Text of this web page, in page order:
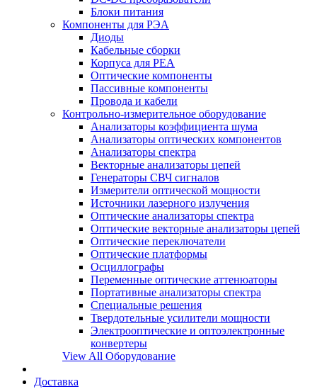
Блоки питания
Компоненты для РЭА
Диоды
Кабельные сборки
Корпуса для РЕА
Оптические компоненты
Пассивные компоненты
Провода и кабели
Контрольно-измерительное оборудование
Анализаторы коэффициента шума
Анализаторы оптических компонентов
Анализаторы спектра
Векторные анализаторы цепей
Генераторы СВЧ сигналов
Измерители оптической мощности
Источники лазерного излучения
Оптические анализаторы спектра
Оптические векторные анализаторы цепей
Оптические переключатели
Оптические платформы
Осциллографы
Переменные оптические аттенюаторы
Портативные анализаторы спектра
Специальные решения
Твердотельные усилители мощности
Электрооптические и оптоэлектронные
конвертеры
View All Оборудование
Доставка